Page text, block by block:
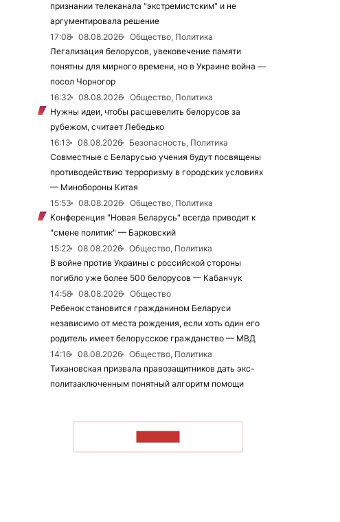
признании телеканала "экстремистским" и не
аргументировала решение
17:08
08.08.2026
Общество, Политика
Легализация белорусов, увековечение памяти
понятны для мирного времени, но в Украине война —
посол Чорногор
16:32
08.08.2026
Общество, Политика
Нужны идеи, чтобы расшевелить белорусов за
рубежом, считает Лебедько
16:13
08.08.2026
Безопасность, Политика
Совместные с Беларусью учения будут посвящены
противодействию терроризму в городских условиях
— Минобороны Китая
15:53
08.08.2026
Общество, Политика
Конференция "Новая Беларусь" всегда приводит к
"смене политик" — Барковский
15:22
08.08.2026
Общество, Политика
В войне против Украины с российской стороны
погибло уже более 500 белорусов — Кабанчук
14:58
08.08.2026
Общество
Ребенок становится гражданином Беларуси
независимо от места рождения, если хоть один его
родитель имеет белорусское гражданство — МВД
14:16
08.08.2026
Общество, Политика
Тихановская призвала правозащитников дать экс-
политзаключенным понятный алгоритм помощи